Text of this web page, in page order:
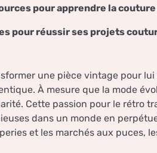
pour apprendre la couture
pour réussir ses projets
une pièce vintage pour
À mesure que la mode
Cette passion pour le rétro
dans un monde en
et les marchés aux puces,